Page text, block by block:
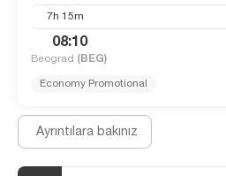
7h 15m
08:10
Beograd (BEG)
Economy Promotional
Ayrıntılara bakınız